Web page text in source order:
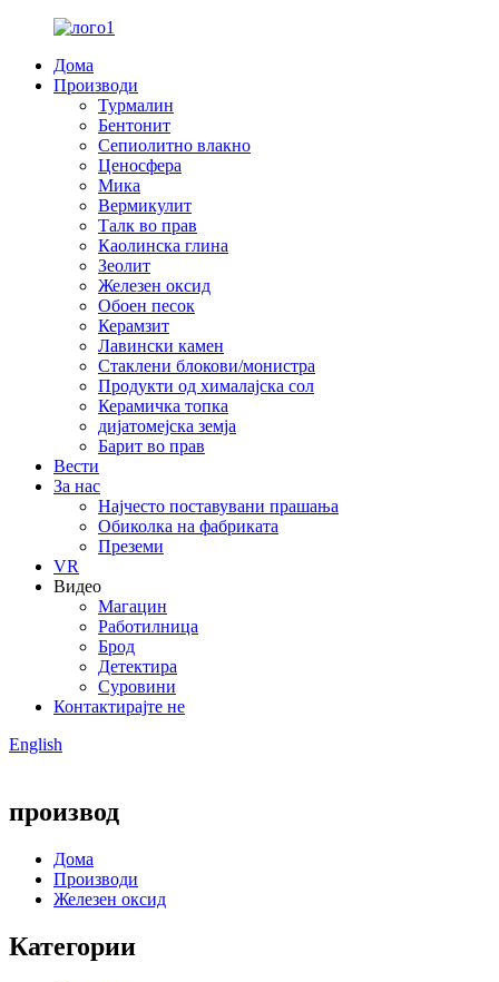
Дома
Производи
Турмалин
Бентонит
Сепиолитно влакно
Ценосфера
Мика
Вермикулит
Талк во прав
Каолинска глина
Зеолит
Железен оксид
Обоен песок
Керамзит
Лавински камен
Стаклени блокови/монистра
Продукти од хималајска сол
Керамичка топка
дијатомејска земја
Барит во прав
Вести
За нас
Најчесто поставувани прашања
Обиколка на фабриката
Преземи
VR
Видео
Магацин
Работилница
Брод
Детектира
Суровини
Контактирајте не
English
производ
Дома
Производи
Железен оксид
Категории